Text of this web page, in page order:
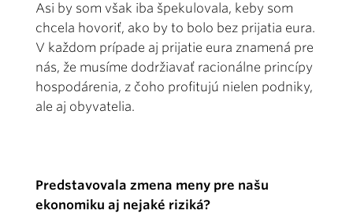
Asi by som však iba špekulovala, keby som
chcela hovoriť, ako by to bolo bez prijatia eura.
V každom prípade aj prijatie eura znamená pre
nás, že musíme dodržiavať racionálne princípy
hospodárenia, z čoho profitujú nielen podniky,
ale aj obyvatelia.
Predstavovala zmena meny pre našu
ekonomiku aj nejaké riziká?